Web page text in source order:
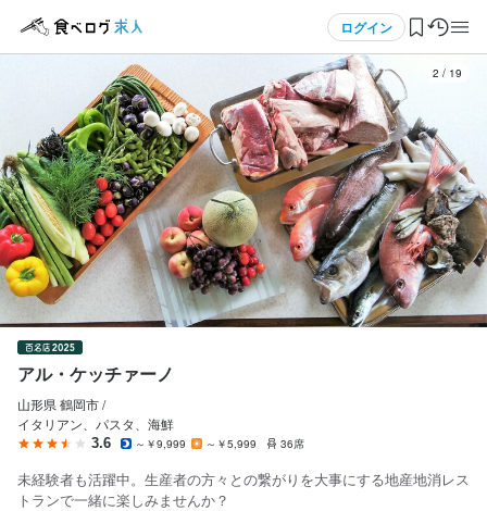
ログイン
ログイン・無料会員登録
食べログ求人TOP
求人検索
マイページ管理
閲覧履歴
検索履歴・保存した条件
応募履歴
2 / 19
アル・ケッチァーノ
山形県 鶴岡市 /
イタリアン、パスタ、海鮮
3.6 ～￥9,999 ～￥5,999 36席
未経験者も活躍中。生産者の方々との繋がりを大事にする地産地消レス
トランで一緒に楽しみませんか？
応募画面へ進む
応募画面へ進む
応募画面へ進む